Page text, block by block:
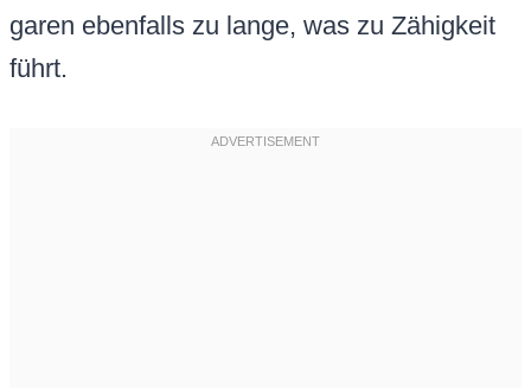
garen ebenfalls zu lange, was zu Zähigkeit
führt.